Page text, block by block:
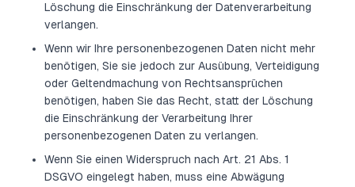
Löschung die Einschränkung der Datenverarbeitung
verlangen.
Wenn wir Ihre personenbezogenen Daten nicht mehr
benötigen, Sie sie jedoch zur Ausübung, Verteidigung
oder Geltendmachung von Rechtsansprüchen
benötigen, haben Sie das Recht, statt der Löschung
die Einschränkung der Verarbeitung Ihrer
personenbezogenen Daten zu verlangen.
Wenn Sie einen Widerspruch nach Art. 21 Abs. 1
DSGVO eingelegt haben, muss eine Abwägung